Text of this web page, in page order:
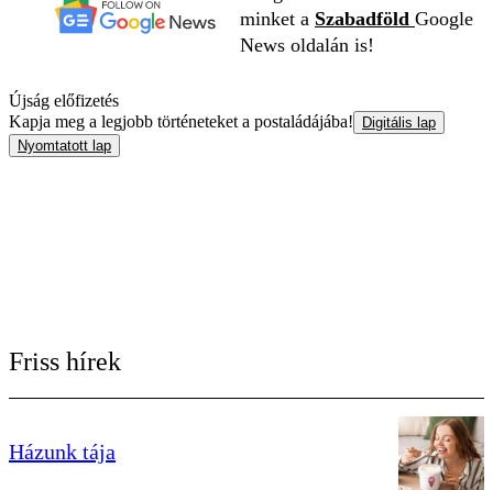
minket a Szabadföld Google
News oldalán is!
Újság előfizetés
Kapja meg a legjobb történeteket a postaládájába!
Digitális lap
Nyomtatott lap
Friss hírek
Házunk tája